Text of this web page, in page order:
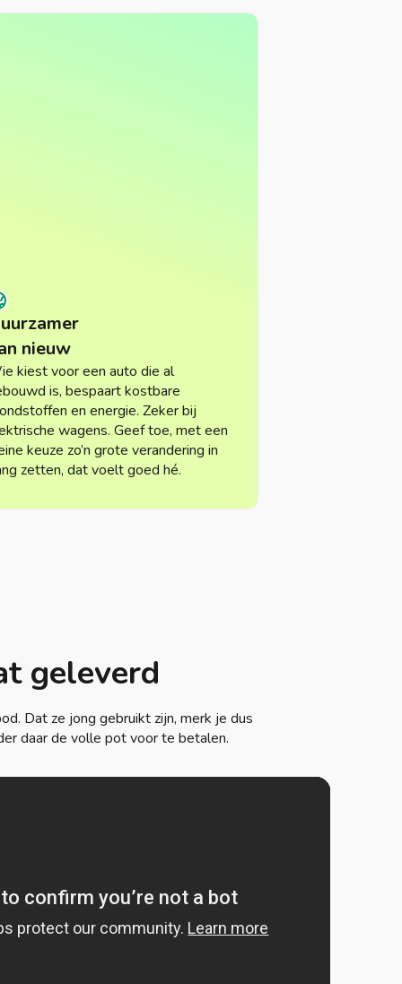
nieuw
kiest voor een auto die al
is, bespaart kostbare
en energie. Zeker bij
wagens. Geef toe, met een
keuze zo’n grote verandering in
zetten, dat voelt goed hé.
geleverd
Dat ze jong gebruikt zijn, merk je dus
daar de volle pot voor te betalen.